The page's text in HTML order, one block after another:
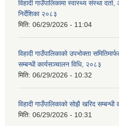
विहादी गाउँपालिकामा स्वास्थ्य संस्था
निर्देशिका २०८३
मिति: 06/29/2026 - 11:04
विहादी गाउँपालिकाको उपभोक्ता
सम्बन्धी कार्यसञ्चालन विधि, २०८३
मिति: 06/29/2026 - 10:32
विहादी गाउँपालिकाको सोझै खरिद
मिति: 06/29/2026 - 10:31